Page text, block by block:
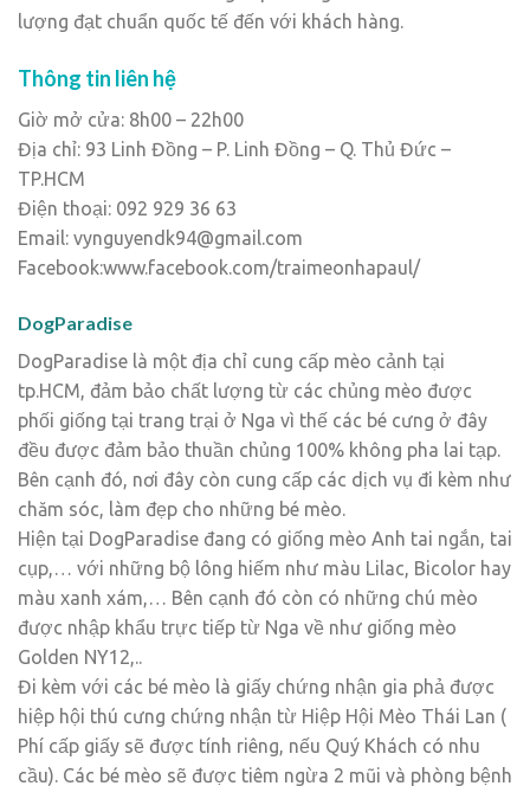
lượng đạt chuẩn quốc tế đến với khách hàng.
Thông tin liên hệ
Giờ mở cửa: 8h00 – 22h00
Địa chỉ: 93 Linh Đồng – P. Linh Đồng – Q. Thủ Đức –
TP.HCM
Điện thoại: 092 929 36 63
Email: vynguyendk94@gmail.com
Facebook:www.facebook.com/traimeonhapaul/
DogParadise
DogParadise là một địa chỉ cung cấp mèo cảnh tại
tp.HCM, đảm bảo chất lượng từ các chủng mèo được
phối giống tại trang trại ở Nga vì thế các bé cưng ở đây
đều được đảm bảo thuần chủng 100% không pha lai tạp.
Bên cạnh đó, nơi đây còn cung cấp các dịch vụ đi kèm như
chăm sóc, làm đẹp cho những bé mèo.
Hiện tại DogParadise đang có giống mèo Anh tai ngắn, tai
cụp,… với những bộ lông hiếm như màu Lilac, Bicolor hay
màu xanh xám,… Bên cạnh đó còn có những chú mèo
được nhập khẩu trực tiếp từ Nga về như giống mèo
Golden NY12,..
Đi kèm với các bé mèo là giấy chứng nhận gia phả được
hiệp hội thú cưng chứng nhận từ Hiệp Hội Mèo Thái Lan (
Phí cấp giấy sẽ được tính riêng, nếu Quý Khách có nhu
cầu). Các bé mèo sẽ được tiêm ngừa 2 mũi và phòng bệnh